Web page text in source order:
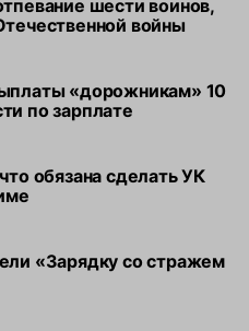
шести воинов,
войны
«дорожникам» 10
по зарплате
обязана сделать УК
«Зарядку со стражем